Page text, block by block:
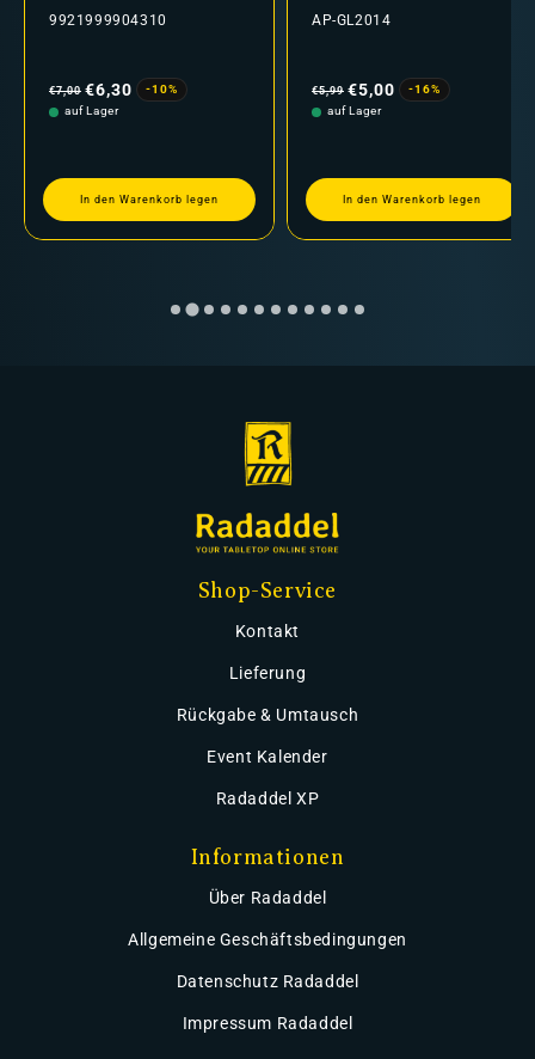
9921999904310
Preis
€7,00 €6,30
-10%
auf Lager
In den Warenkorb legen
AP-GL2014
Preis
€5,99 €5,00
-16%
auf Lager
In den Warenkorb legen
Shop-Service
Kontakt
Lieferung
Rückgabe & Umtausch
Event Kalender
Radaddel XP
Informationen
Über Radaddel
Allgemeine Geschäftsbedingungen
Datenschutz Radaddel
Impressum Radaddel